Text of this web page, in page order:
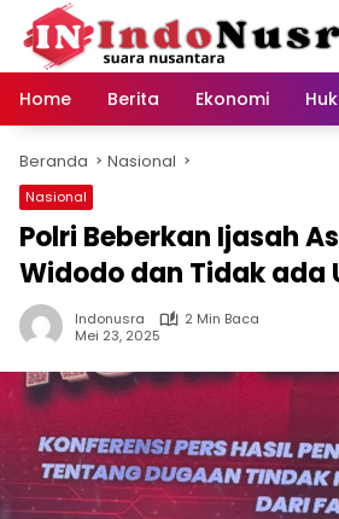
Langsung
konten
Home
Berita Ekonomi
Beranda Nasional
Nasional
Polri Beberkan Ijasah
Widodo dan Tidak ada
Indonusra
2 Min Baca
Mei 23, 2025